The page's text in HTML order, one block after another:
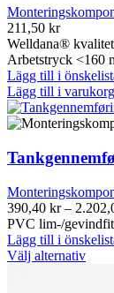
211,50 kr
Welldana®
Arbetstryck <160
Lägg till i
Lägg till i varukorg
390,40 kr –
PVC lim-/
Lägg till i
Välj alternativDen